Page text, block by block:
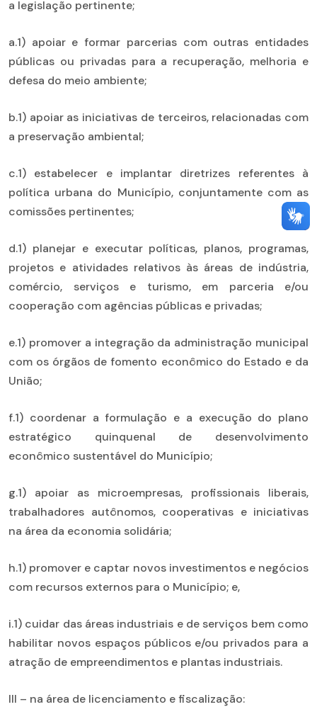
a legislação pertinente;
a.1) apoiar e formar parcerias com outras entidades
públicas ou privadas para a recuperação, melhoria e
defesa do meio ambiente;
b.1) apoiar as iniciativas de terceiros, relacionadas com
a preservação ambiental;
c.1) estabelecer e implantar diretrizes referentes à
política urbana do Município, conjuntamente com as
comissões pertinentes;
d.1) planejar e executar políticas, planos, programas,
projetos e atividades relativos às áreas de indústria,
comércio, serviços e turismo, em parceria e/ou
cooperação com agências públicas e privadas;
e.1) promover a integração da administração municipal
com os órgãos de fomento econômico do Estado e da
União;
f.1) coordenar a formulação e a execução do plano
estratégico quinquenal de desenvolvimento
econômico sustentável do Município;
g.1) apoiar as microempresas, profissionais liberais,
trabalhadores autônomos, cooperativas e iniciativas
na área da economia solidária;
h.1) promover e captar novos investimentos e negócios
com recursos externos para o Município; e,
i.1) cuidar das áreas industriais e de serviços bem como
habilitar novos espaços públicos e/ou privados para a
atração de empreendimentos e plantas industriais.
III – na área de licenciamento e fiscalização: